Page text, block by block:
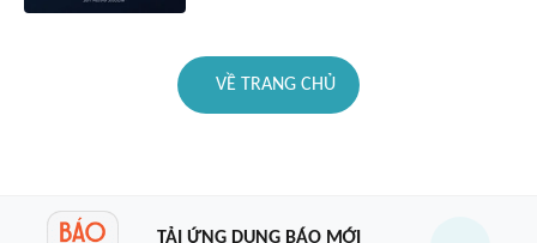
VỀ TRANG CHỦ
TẢI ỨNG DỤNG BÁO MỚI